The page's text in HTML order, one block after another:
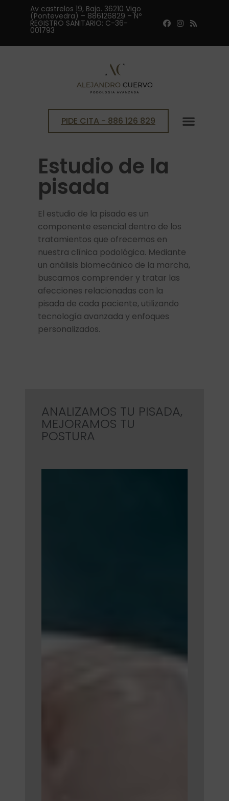
Av castrelos 19, Bajo. 36210 Vigo
(Pontevedra) – 886126829 – Nº
REGISTRO SANITARIO: C-36-
001793
PIDE CITA - 886 126 829
Estudio de la
pisada
El estudio de la pisada es un
componente esencial dentro de los
tratamientos que ofrecemos en
nuestra clínica podológica. Mediante
un análisis biomecánico de la marcha,
buscamos comprender y tratar las
afecciones relacionadas con la
pisada de cada paciente, utilizando
tecnología avanzada y enfoques
personalizados.
ANALIZAMOS TU PISADA,
MEJORAMOS TU
POSTURA